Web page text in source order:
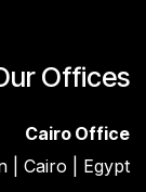
Offices
Cairo Office
| Cairo | Egypt.